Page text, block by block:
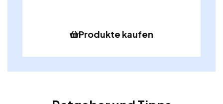
Produkte kaufen